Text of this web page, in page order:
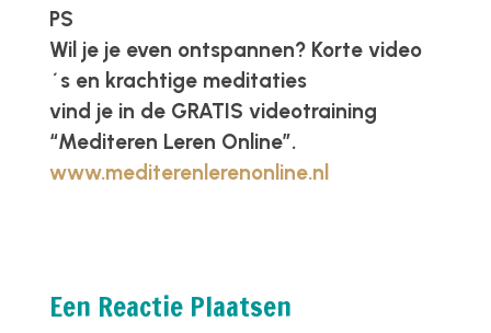
PS
Wil je je even ontspannen? Korte video
´s en krachtige meditaties
vind je in de GRATIS videotraining
“Mediteren Leren Online”.
www.mediterenlerenonline.nl
Een Reactie Plaatsen